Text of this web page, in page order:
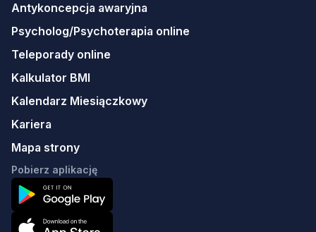
Antykoncepcja awaryjna
Psycholog/Psychoterapia online
Teleporady online
Kalkulator BMI
Kalendarz Miesiączkowy
Kariera
Mapa strony
Pobierz aplikację